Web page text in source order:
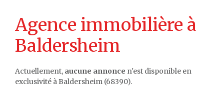
Agence immobilière à
Baldersheim
Actuellement, aucune annonce n'est disponible en
exclusivité à Baldersheim (68390).